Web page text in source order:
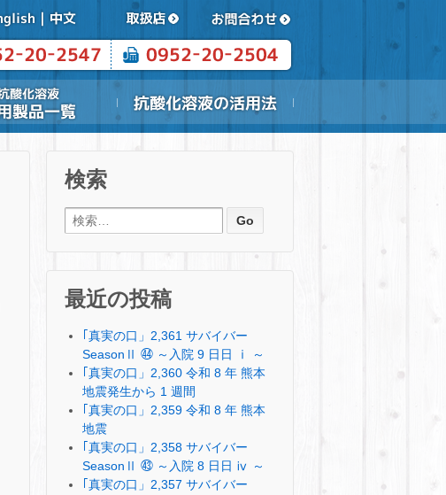
検索
検索:
最近の投稿
｢真実の口」2,361 サバイバー
SeasonⅡ ㊹ ～入院 9 日日 ⅰ ～
｢真実の口」2,360 令和 8 年 熊本
地震発生から 1 週間
｢真実の口」2,359 令和 8 年 熊本
地震
｢真実の口」2,358 サバイバー
SeasonⅡ ㊸ ～入院 8 日日 ⅳ ～
｢真実の口」2,357 サバイバー